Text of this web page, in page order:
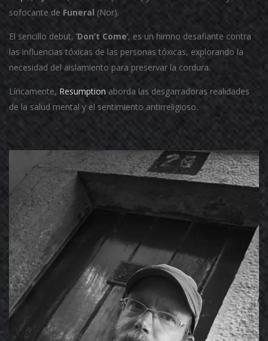
sofocante de Funeral (Nor).
El sencillo debut, ‘Don’t Come‘, es un himno desafiante contra
las influencias tóxicas de las personas tóxicas, explorando la
necesidad del aislamiento para preservar la cordura.
Líricamente, Resumption aborda las desgarradoras realidades
de la salud mental y el sentimiento antirreligioso.